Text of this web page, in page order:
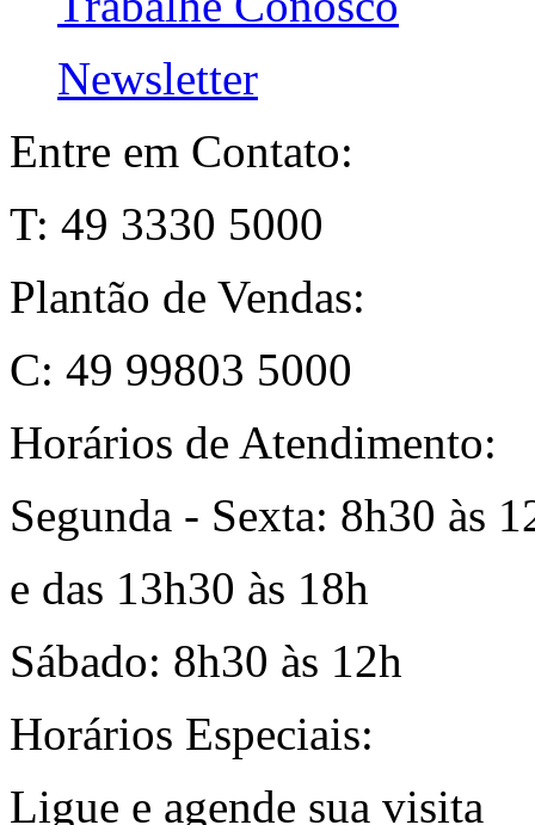
Newsletter
Entre em Contato:
T: 49 3330 5000
Plantão de Vendas:
C: 49 99803 5000
Horários de Atendimento:
Segunda - Sexta: 8h30 às
e das 13h30 às 18h
Sábado: 8h30 às 12h
Horários Especiais:
Ligue e agende sua visita